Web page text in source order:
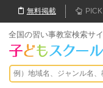
無料掲載
全国の習い事教室検索サ
2026.07.20 【オンライン
現教室そうぞう